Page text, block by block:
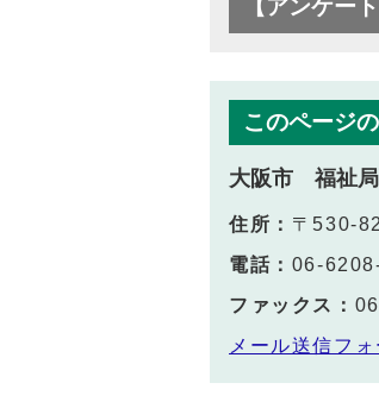
【アンケー
このページ
大阪市 福祉局
住所： 〒530-
電話： 06-
ファックス：
メール送信フォ